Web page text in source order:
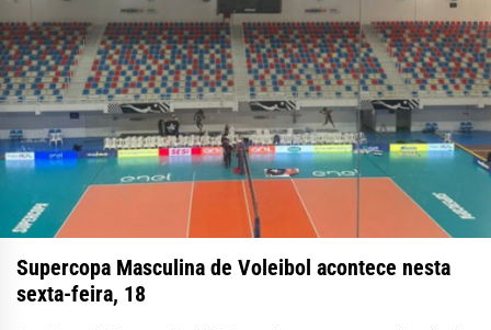
Supercopa Masculina de Voleibol acontece nesta
sexta-feira, 18